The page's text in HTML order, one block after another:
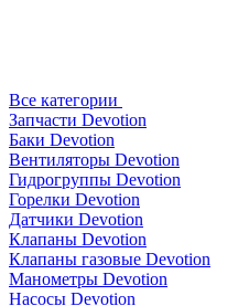
Все категории
Запчасти Devotion
Баки Devotion
Вентиляторы Devotion
Гидрогруппы Devotion
Горелки Devotion
Датчики Devotion
Клапаны Devotion
Клапаны газовые Devotion
Манометры Devotion
Насосы Devotion